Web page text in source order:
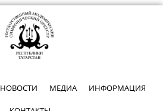
НОВОСТИ МЕДИА ИНФОРМАЦИЯ